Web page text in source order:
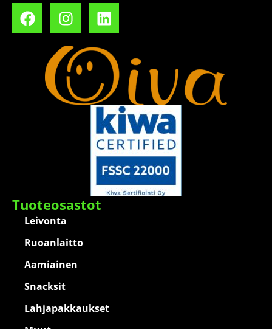
Tuoteosastot
Leivonta
Ruoanlaitto
Aamiainen
Snacksit
Lahjapakkaukset